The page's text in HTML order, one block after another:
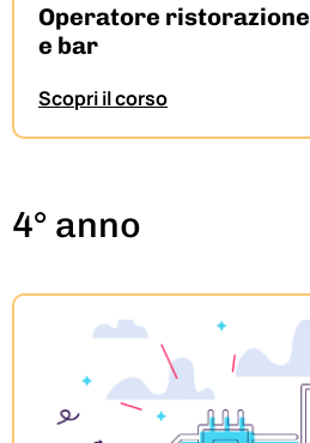
Operatore
e bar
Scopri il corso
4° anno